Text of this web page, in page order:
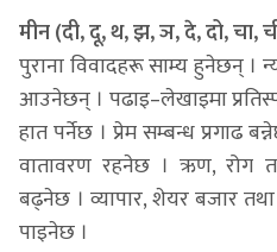
मीन (दी, दू, थ, झ, ञ, दे, दो, चा,
पुराना विवादहरू साम्य हुनेछन् ।
आउनेछन् । पढाइ–लेखाइमा
हात पर्नेछ । प्रेम सम्बन्ध प्रगाढ
वातावरण रहनेछ । ऋण, रोग
बढ्नेछ । व्यापार, शेयर बजार
पाइनेछ ।